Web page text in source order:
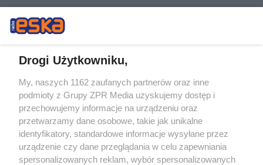
Żaden utwór zamieszczony w serwisie nie może być powielany i
rozpowszechniany lub dalej rozpowszechniany w jakikolwiek sposób (w
tym także elektroniczny lub mechaniczny) na jakimkolwiek polu
eksploatacji w jakiejkolwiek formie, włącznie z umieszczaniem w
Internecie bez pisemnej zgody właściciela praw. Jakiekolwiek użycie lub
wykorzystanie utworów w całości lub w części z naruszeniem prawa,
tzn. bez właściwej zgody, jest zabronione pod groźbą kary i może być
ścigane prawnie.
Drogi Użytkowniku,
My, naszych 1162 zaufanych partnerów oraz inne
podmioty z Grupy ZPR Media uzyskujemy dostęp i
przechowujemy informacje na urządzeniu oraz
przetwarzamy dane osobowe, takie jak unikalne
identyfikatory, standardowe informacje wysyłane przez
urządzenie czy dane przeglądania w celu zapewniania
spersonalizowanych reklam, wybór spersonalizowanych